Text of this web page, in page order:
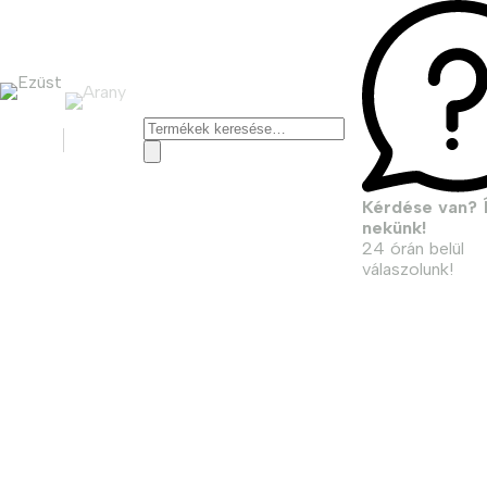
Keresés
a
következőre:
Kérdése van?
nekünk!
24 órán belül
válaszolunk!